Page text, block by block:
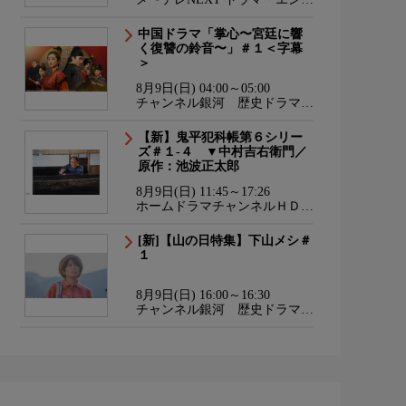
中国ドラマ「掌心〜宮廷に響
く復讐の鈴音〜」＃１＜字幕
＞
8月9日(日) 04:00～05:00
チャンネル銀河 歴史ドラマ・
【新】鬼平犯科帳第６シリー
ズ＃１-４ ▼中村吉右衛門／
原作：池波正太郎
8月9日(日) 11:45～17:26
ホームドラマチャンネルＨＤ
[新]【山の日特集】下山メシ＃
１
8月9日(日) 16:00～16:30
チャンネル銀河 歴史ドラマ・